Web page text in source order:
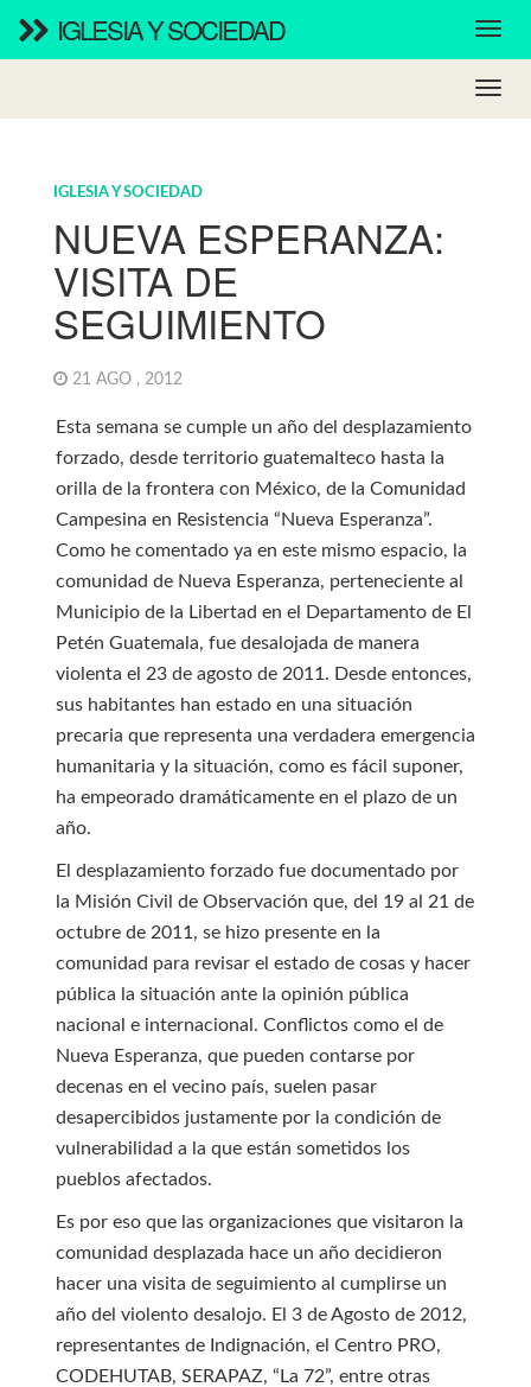
IGLESIA Y SOCIEDAD
IGLESIA Y SOCIEDAD
NUEVA ESPERANZA:
VISITA DE
SEGUIMIENTO
21 AGO , 2012
Esta semana se cumple un año del desplazamiento
forzado, desde territorio guatemalteco hasta la
orilla de la frontera con México, de la Comunidad
Campesina en Resistencia “Nueva Esperanza”.
Como he comentado ya en este mismo espacio, la
comunidad de Nueva Esperanza, perteneciente al
Municipio de la Libertad en el Departamento de El
Petén Guatemala, fue desalojada de manera
violenta el 23 de agosto de 2011. Desde entonces,
sus habitantes han estado en una situación
precaria que representa una verdadera emergencia
humanitaria y la situación, como es fácil suponer,
ha empeorado dramáticamente en el plazo de un
año.
El desplazamiento forzado fue documentado por
la Misión Civil de Observación que, del 19 al 21 de
octubre de 2011, se hizo presente en la
comunidad para revisar el estado de cosas y hacer
pública la situación ante la opinión pública
nacional e internacional. Conflictos como el de
Nueva Esperanza, que pueden contarse por
decenas en el vecino país, suelen pasar
desapercibidos justamente por la condición de
vulnerabilidad a la que están sometidos los
pueblos afectados.
Es por eso que las organizaciones que visitaron la
comunidad desplazada hace un año decidieron
hacer una visita de seguimiento al cumplirse un
año del violento desalojo. El 3 de Agosto de 2012,
representantes de Indignación, el Centro PRO,
CODEHUTAB, SERAPAZ, “La 72”, entre otras